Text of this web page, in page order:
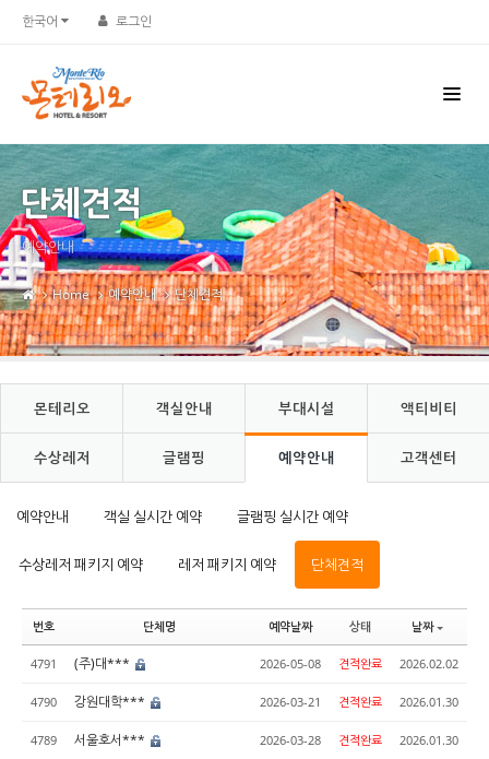
한국어 로그인
단체견적
예약안내
Home 예약안내 단체견적
몬테리오 객실안내 부대시설 액티비티
수상레저 글램핑 예약안내 고객센터
예약안내 객실 실시간 예약 글램핑 실시간 예약
수상레저 패키지 예약 레저 패키지 예약 단체견적
번호 단체명 예약날짜 상태 날짜
4791 (주)대*** 2026-05-08 견적완료 2026.02.02
4790 강원대학*** 2026-03-21 견적완료 2026.01.30
4789 서울호서*** 2026-03-28 견적완료 2026.01.30
Sketchbook5, 스케치북5